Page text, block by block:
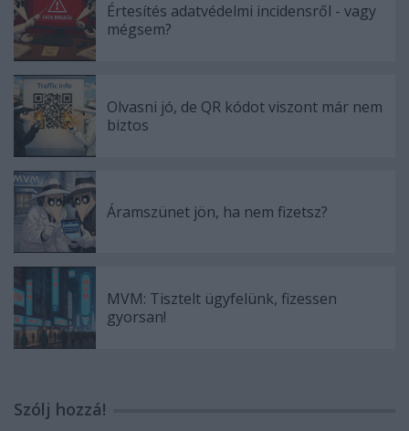
Értesítés adatvédelmi incidensről - vagy
mégsem?
Olvasni jó, de QR kódot viszont már nem
biztos
Áramszünet jön, ha nem fizetsz?
MVM: Tisztelt ügyfelünk, fizessen
gyorsan!
Szólj hozzá!